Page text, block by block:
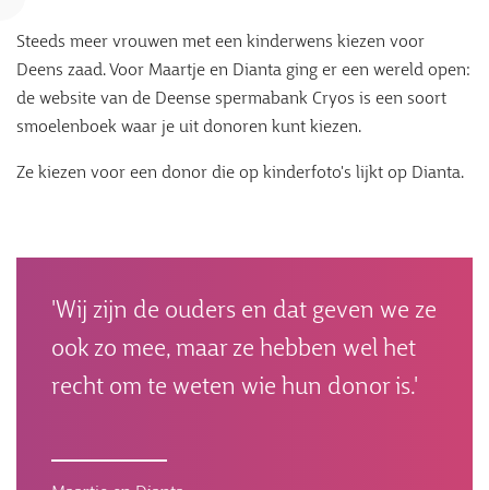
Steeds meer vrouwen met een kinderwens kiezen voor
Deens zaad. Voor Maartje en Dianta ging er een wereld open:
de website van de Deense spermabank Cryos is een soort
smoelenboek waar je uit donoren kunt kiezen.
Ze kiezen voor een donor die op kinderfoto's lijkt op Dianta.
'Wij zijn de ouders en dat geven we ze
ook zo mee, maar ze hebben wel het
recht om te weten wie hun donor is.'